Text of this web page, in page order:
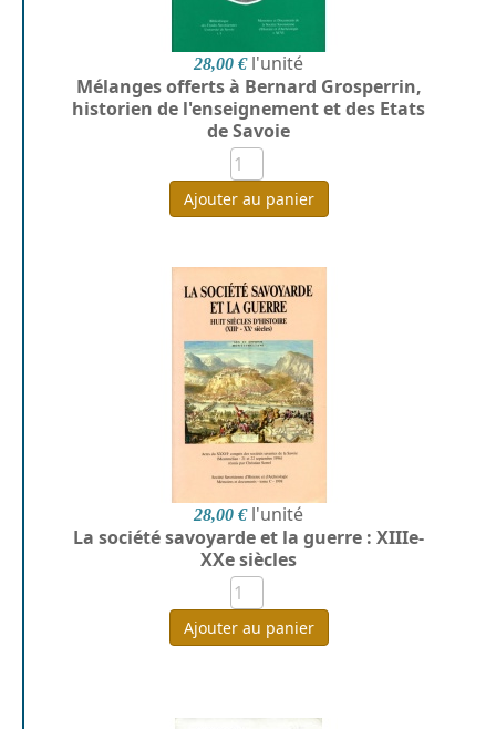
28,00 € l'unité
Mélanges offerts à Bernard Grosperrin,
historien de l'enseignement et des Etats
de Savoie
Ajouter au panier
28,00 € l'unité
La société savoyarde et la guerre : XIIIe-
XXe siècles
Ajouter au panier